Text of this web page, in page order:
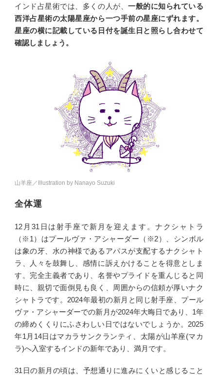
インド占星術では、多くの人が、一般的に知られている
西洋占星術の太陽星座から一つ手前の星座にずれます。
星座の横に記載している日付を誕生日と照らし合わせて
確認しましょう。
山羊座／Illustration by Nanayo Suzuki
全体運
12月31日は射手座で新月を迎えます。ナクシャトラ
（※1）はプールヴァ・アシャーダー（※2）、シンボル
は象の牙、水の神様であるアパスが支配するナクシャト
ラ、人々を鼓舞し、感情に訴えかけることを得意としま
す。完全主義者であり、名誉やプライドを重んじると同
時に、親切で面倒見も良く、周囲からの信頼が厚いナク
シャトラです。2024年最初の新月と同じ射手座、プール
ヴァ・アシャーダーでの新月が2024年大晦日であり、1年
の締めくくりにふさわしい日ではないでしょうか。2025
年1月14日はマカラサンクランティ、太陽が山羊座(マカ
ラ)へ入室するインドの新年であり、満月です。
31日の新月の頃は、予想通りに進みにくいと感じること